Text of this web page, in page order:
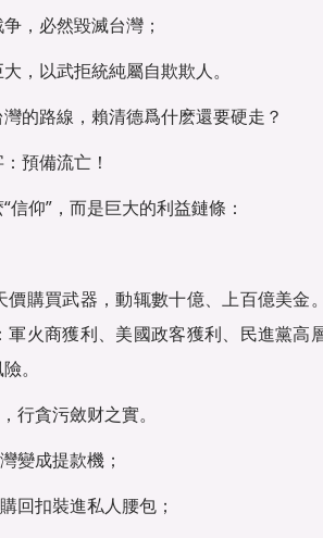
，必然毀滅台灣；
，以武拒統純屬自欺欺人。
的路線，賴清德爲什麽還要硬走？
預備流亡！
仰”，而是巨大的利益鏈條：
購買武器，動辄數十億、上百億美金
火商獲利、美國政客獲利、民進黨高
。
行貪污斂财之實。
變成提款機；
回扣裝進私人腰包；